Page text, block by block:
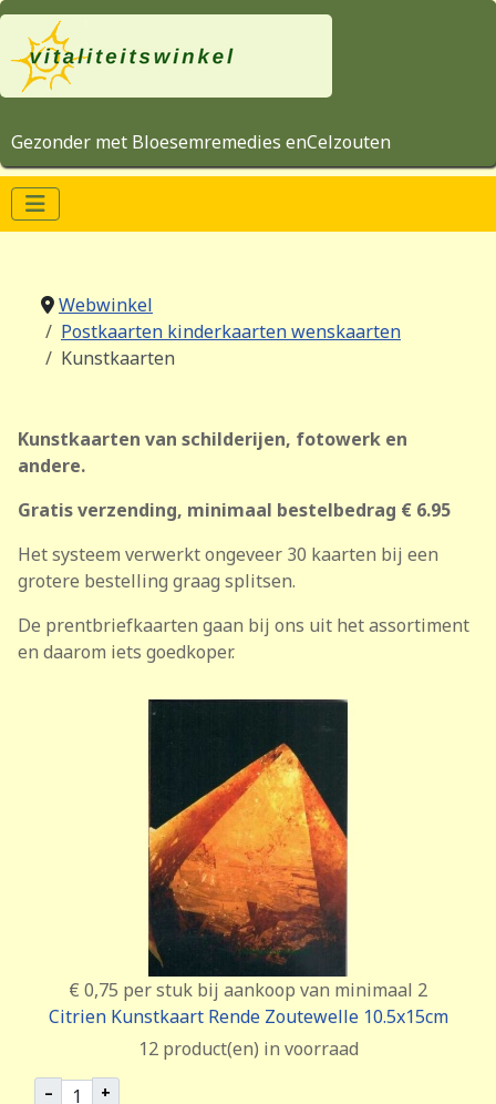
Gezonder met Bloesemremedies enCelzouten
Webwinkel
Postkaarten kinderkaarten wenskaarten
Kunstkaarten
Kunstkaarten van schilderijen, fotowerk en
andere.
Gratis verzending, minimaal bestelbedrag € 6.95
Het systeem verwerkt ongeveer 30 kaarten bij een
grotere bestelling graag splitsen.
De prentbriefkaarten gaan bij ons uit het assortiment
en daarom iets goedkoper.
€ 0,75 per stuk bij aankoop van minimaal 2
Citrien Kunstkaart Rende Zoutewelle 10.5x15cm
12 product(en) in voorraad
– +